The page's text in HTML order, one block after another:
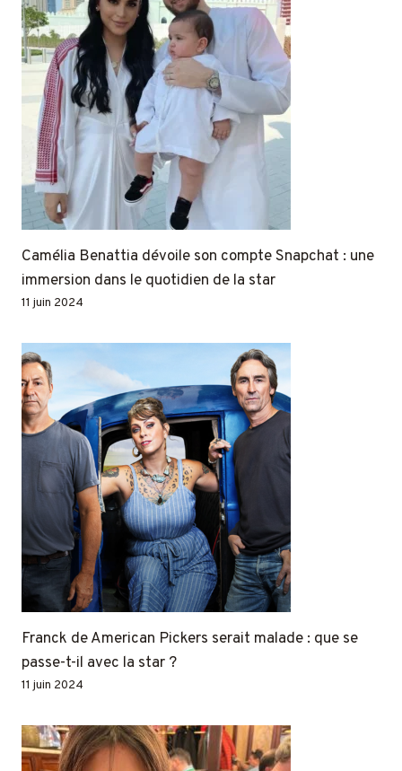
Camélia Benattia dévoile son compte Snapchat : une
immersion dans le quotidien de la star
11 juin 2024
Franck de American Pickers serait malade : que se
passe-t-il avec la star ?
11 juin 2024